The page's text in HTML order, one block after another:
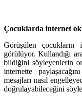
Çocuklarda internet
Görüşülen çocukların
görülüyor. Kullandığı
bildiğini söyleyenlerin
internette
mesajları nasıl
doğrulayabileceğini